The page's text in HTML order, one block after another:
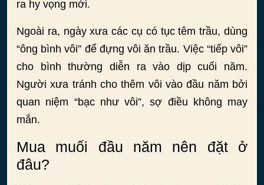
ra hy vọng mới.
Ngoài ra, ngày xưa các cụ có tục têm trầu, dùng
“ông bình vôi” để đựng vôi ăn trầu. Việc “tiếp vôi”
cho bình thường diễn ra vào dịp cuối năm.
Người xưa tránh cho thêm vôi vào đầu năm bởi
quan niệm “bạc như vôi”, sợ điều không may
mắn.
Mua muối đầu năm nên đặt ở
đâu?